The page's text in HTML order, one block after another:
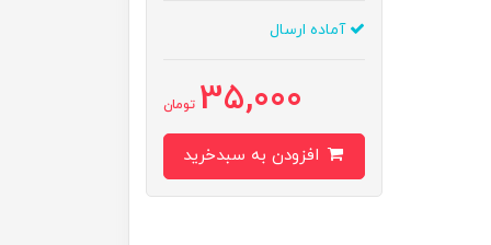
آماده ارسال
35,000 تومان